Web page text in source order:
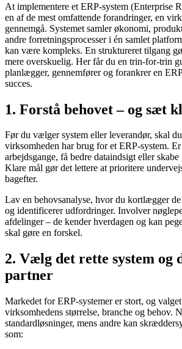
At implementere et ERP-system (Enterprise
en af de mest omfattende forandringer, en
gennemgå. Systemet samler økonomi,
andre forretningsprocesser i én samlet
kan være kompleks. En struktureret tilgang
mere overskuelig. Her får du en trin-for-trin
planlægger, gennemfører og forankrer en
succes.
1. Forstå behovet – og sæt
Før du vælger system eller leverandør, skal
virksomheden har brug for et ERP-system.
arbejdsgange, få bedre dataindsigt eller
Klare mål gør det lettere at prioritere
bagefter.
Lav en behovsanalyse, hvor du kortlægger
og identificerer udfordringer. Involver
afdelinger – de kender hverdagen og kan
skal gøre en forskel.
2. Vælg det rette system og
partner
Markedet for ERP-systemer er stort, og
virksomhedens størrelse, branche og behov.
standardløsninger, mens andre kan
som: